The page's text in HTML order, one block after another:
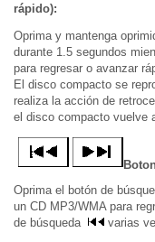
rápido):
Oprima y mantenga
durante 1.5 segundos
para regresar o avanzar
El disco compacto se
realiza la acción de
el disco compacto vuelve
Oprima el botón de
un CD MP3/WMA para
de búsqueda
varias